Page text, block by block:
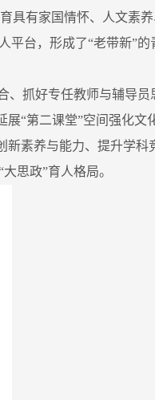
具有家国情怀、人文素
平台，形成了“老带新”
、抓好专任教师与辅导员
展“第二课堂”空间强化文
新素养与能力、提升学科
思政”育人格局。